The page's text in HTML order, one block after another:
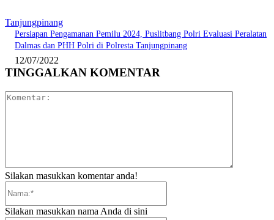
Tanjungpinang
Persiapan Pengamanan Pemilu 2024, Puslitbang Polri Evaluasi Peralatan
Dalmas dan PHH Polri di Polresta Tanjungpinang
12/07/2022
TINGGALKAN KOMENTAR
Silakan masukkan komentar anda!
Silakan masukkan nama Anda di sini